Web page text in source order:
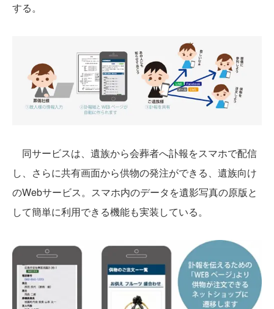
する。
同サービスは、遺族から会葬者へ訃報をスマホで配信
し、さらに共有画面から供物の発注ができる、遺族向け
のWebサービス。スマホ内のデータを遺影写真の原版と
して簡単に利用できる機能も実装している。